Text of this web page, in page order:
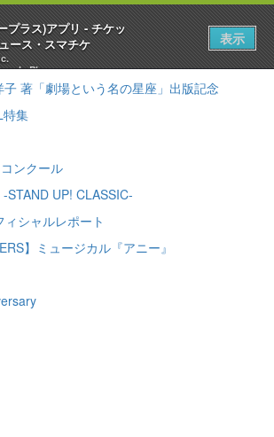
NOTES
著「劇場という名の星座」出版記念
特集
ンクール
STAND UP! CLASSIC-
シャルレポート
】ミュージカル『アニー』
プラス)アプリ - チケッ
ース・スマチケ
Play
表示